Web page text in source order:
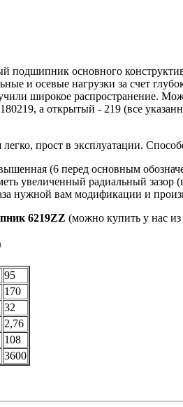
основного
и осевые нагрузки за счет
широкое распространение.
а открытый - 219 (все
прост в эксплуатации.
(6 перед основным
увеличенный радиальный зазор
нужной вам модификации и
6219ZZ (можно купить у нас
95
170
32
2,76
108
3600